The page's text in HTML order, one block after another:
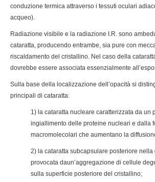
conduzione termica attraverso i tessuti oculari
acqueo).
Radiazione visibile e la radiazione I.R. sono
cataratta, producendo entrambe, sia pure con
riscaldamento del cristallino. Nel caso della
dovrebbe essere associata essenzialmente
Sulla base della localizzazione dell’opacità si
principali di cataratta:
1) la cataratta nucleare caratterizzata da un
ingiallimento delle proteine nucleari e dalla
macromolecolari che aumentano la
2) la cataratta subcapsulare posteriore nella
provocata daun’aggregazione di cellule
sulla superficie posteriore del cristallino;